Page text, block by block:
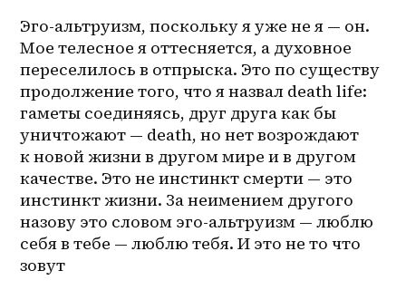
Эго-альтруизм, поскольку я уже не я — он.
Мое телесное я оттесняется, а духовное
переселилось в отпрыска. Это по существу
продолжение того, что я назвал death life:
гаметы соединяясь, друг друга как бы
уничтожают — death, но нет возрождают
к новой жизни в другом мире и в другом
качестве. Это не инстинкт смерти — это
инстинкт жизни. За неимением другого
назову это словом эго-альтруизм — люблю
себя в тебе — люблю тебя. И это не то что
зовут